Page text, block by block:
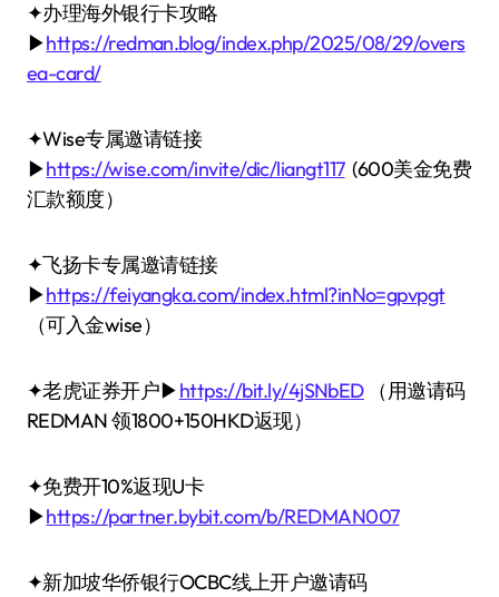
✦办理海外银行卡攻略
▶https://redman.blog/index.php/2025/08/29/overs
ea-card/
✦Wise专属邀请链接
▶https://wise.com/invite/dic/liangt117(600美金免费
汇款额度）
✦飞扬卡专属邀请链接
▶https://feiyangka.com/index.html?inNo=gpvpgt
（可入金wise）
✦老虎证券开户▶https://bit.ly/4jSNbED（用邀请码
REDMAN 领1800+150HKD返现）
✦免费开10%返现U卡
▶https://partner.bybit.com/b/REDMAN007
✦新加坡华侨银行OCBC线上开户邀请码